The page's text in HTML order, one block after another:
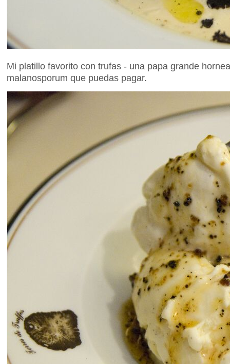
Mi platillo favorito con trufas - una papa grande
malanosporum que puedas pagar.